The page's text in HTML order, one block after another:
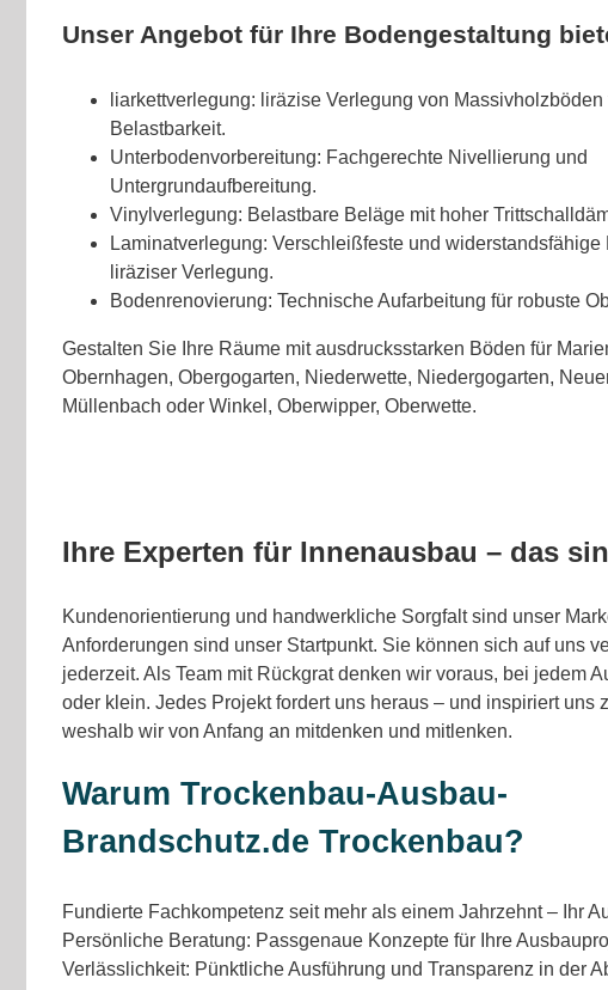
Unser Angebot für Ihre Bodengestaltung
liarkettverlegung: liräzise Verlegung von Massivholzböden
Belastbarkeit.
Unterbodenvorbereitung: Fachgerechte Nivellierung und
Untergrundaufbereitung.
Vinylverlegung: Belastbare Beläge mit hoher
Laminatverlegung: Verschleißfeste und widerstandsfähige
liräziser Verlegung.
Bodenrenovierung: Technische Aufarbeitung für robuste
Gestalten Sie Ihre Räume mit ausdrucksstarken Böden für
Obernhagen, Obergogarten, Niederwette, Niedergogarten,
Müllenbach oder Winkel, Oberwipper, Oberwette.
Ihre Experten für Innenausbau – das
Kundenorientierung und handwerkliche Sorgfalt sind unser
Anforderungen sind unser Startpunkt. Sie können sich auf uns
jederzeit. Als Team mit Rückgrat denken wir voraus, bei jedem
oder klein. Jedes Projekt fordert uns heraus – und inspiriert uns
weshalb wir von Anfang an mitdenken und mitlenken.
Warum Trockenbau-Ausbau-
Brandschutz.de Trockenbau?
Fundierte Fachkompetenz seit mehr als einem Jahrzehnt – Ihr
Persönliche Beratung: Passgenaue Konzepte für Ihre
Verlässlichkeit: Pünktliche Ausführung und Transparenz in der